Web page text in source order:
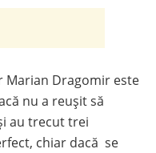
Marian Dragomir este
nu a reușit să
au trecut trei
chiar dacă se